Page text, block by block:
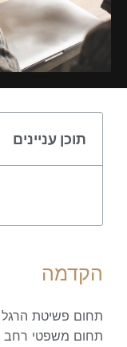
תוכן עניינים
הקדמה
תחום פשיטת הרגל
תחום משפטי רחב